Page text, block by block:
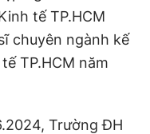
tế TP.HCM
chuyên ngành kế
TP.HCM năm
Trường ĐH